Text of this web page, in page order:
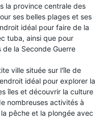
la province centrale des
ses belles plages et ses
idéal pour faire de la
tuba, ainsi que pour
la Seconde Guerre
ville située sur l'île de
idéal pour explorer la
îles et découvrir la culture
nombreuses activités à
pêche et la plongée avec